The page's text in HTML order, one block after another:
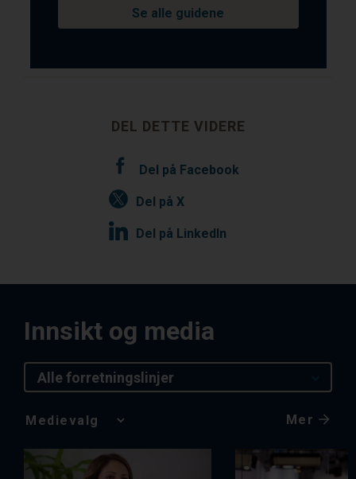
Se alle guidene
DEL DETTE VIDERE
Del på Facebook
Del på X
Del på LinkedIn
Innsikt og media
Alle forretningslinjer
Media
Choice
Mer